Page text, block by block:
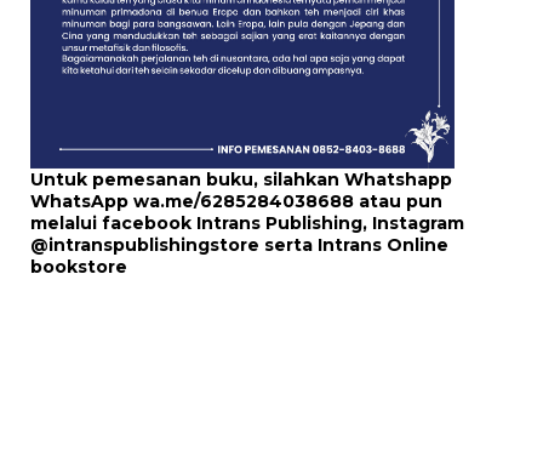
Untuk pemesanan buku, silahkan Whatshapp
WhatsApp wa.me/6285284038688 atau pun
melalui facebook Intrans Publishing, Instagram
@intranspublishingstore serta Intrans Online
bookstore